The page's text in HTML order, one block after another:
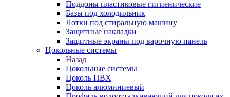
Поддоны пластиковые гигиенические
Базы под холодильник
Лотки под стиральную машину
Защитные накладки
Защитные экраны под варочную панель
Цокольные системы
Назад
Цокольные системы
Цоколь ПВХ
Цоколь алюминиевый